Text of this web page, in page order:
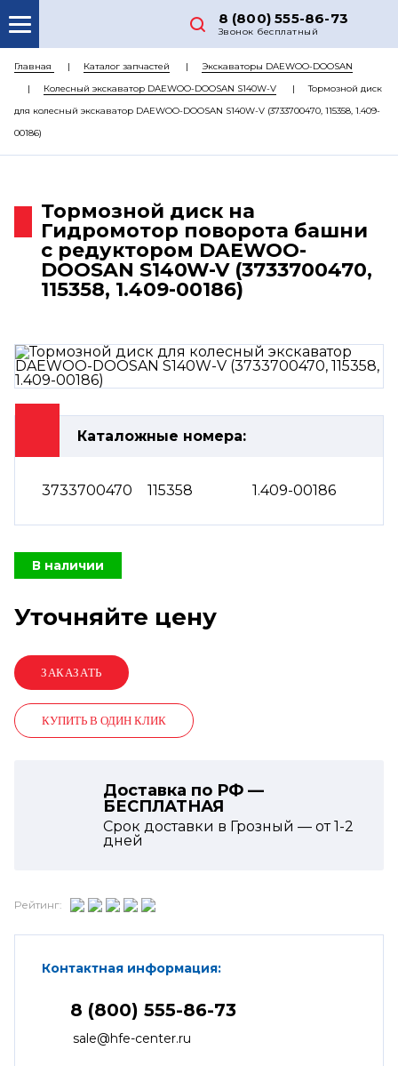
8 (800) 555-86-73
Звонок бесплатный
О НАС
КАТАЛОГ ЗАПЧАСТЕЙ
КОНТАКТЫ
Главная Каталог запчастей
Экскаваторы DAEWOO-DOOSAN
Колесный экскаватор DAEWOO-DOOSAN S140W-V
Тормозной диск
для колесный экскаватор DAEWOO-DOOSAN S140W-V (3733700470, 115358, 1.409-
00186)
Тормозной диск на
Гидромотор поворота башни
с редуктором DAEWOO-
DOOSAN S140W-V (3733700470,
115358, 1.409-00186)
Каталожные номера:
3733700470 115358 1.409-00186
В наличии
Уточняйте цену
КУПИТЬ В ОДИН КЛИК
Доставка по РФ —
БЕСПЛАТНАЯ
Срок доставки в Грозный — от1-2
дней
Рейтинг:
Контактная информация:
8 (800) 555-86-73
sale@hfe-center.ru